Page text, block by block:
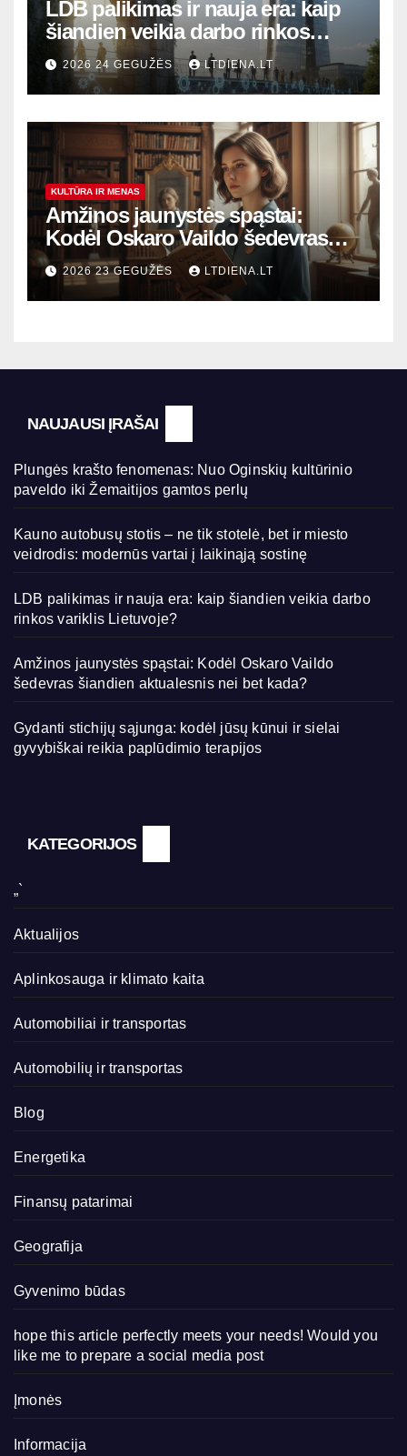
LDB palikimas ir nauja era: kaip
šiandien veikia darbo rinkos
variklis Lietuvoje?
2026 24 GEGUŽĖS LTDIENA.LT
KULTŪRA IR MENAS
Amžinos jaunystės spąstai:
Kodėl Oskaro Vaildo šedevras
šiandien aktualesnis nei bet
kada?
2026 23 GEGUŽĖS LTDIENA.LT
NAUJAUSI ĮRAŠAI
Plungės krašto fenomenas: Nuo Oginskių kultūrinio
paveldo iki Žemaitijos gamtos perlų
Kauno autobusų stotis – ne tik stotelė, bet ir miesto
veidrodis: modernūs vartai į laikinąją sostinę
LDB palikimas ir nauja era: kaip šiandien veikia darbo
rinkos variklis Lietuvoje?
Amžinos jaunystės spąstai: Kodėl Oskaro Vaildo
šedevras šiandien aktualesnis nei bet kada?
Gydanti stichijų sąjunga: kodėl jūsų kūnui ir sielai
gyvybiškai reikia paplūdimio terapijos
KATEGORIJOS
„`
Aktualijos
Aplinkosauga ir klimato kaita
Automobiliai ir transportas
Automobilių ir transportas
Blog
Energetika
Finansų patarimai
Geografija
Gyvenimo būdas
hope this article perfectly meets your needs! Would you
like me to prepare a social media post
Įmonės
Informacija